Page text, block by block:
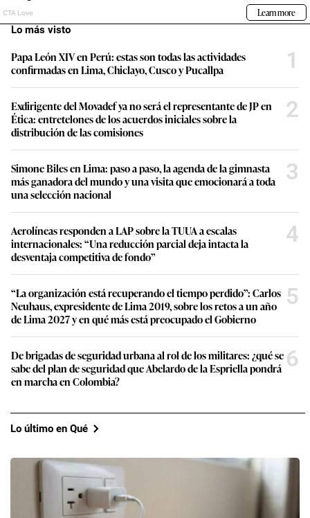
Lo más visto
Papa León XIV en Perú: estas son todas las actividades
confirmadas en Lima, Chiclayo, Cusco y Pucallpa
1
Exdirigente del Movadef ya no será el representante de JP en
Ética: entretelones de los acuerdos iniciales sobre la
distribución de las comisiones
2
Simone Biles en Lima: paso a paso, la agenda de la gimnasta
más ganadora del mundo y una visita que emocionará a toda
una selección nacional
3
Aerolíneas responden a LAP sobre la TUUA a escalas
internacionales: “Una reducción parcial deja intacta la
desventaja competitiva de fondo”
4
“La organización está recuperando el tiempo perdido”: Carlos
Neuhaus, expresidente de Lima 2019, sobre los retos a un año
de Lima 2027 y en qué más está preocupado el Gobierno
5
De brigadas de seguridad urbana al rol de los militares: ¿qué se
sabe del plan de seguridad que Abelardo de la Espriella pondrá
en marcha en Colombia?
6
Lo último en Qué